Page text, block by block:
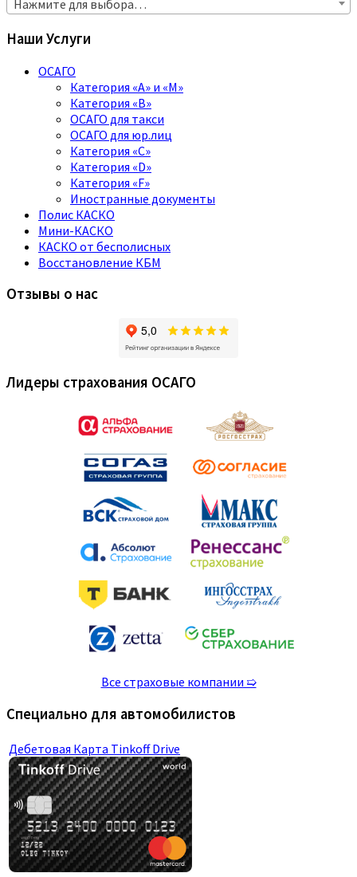
Нажмите для выбора…
Наши Услуги
ОСАГО
Категория «A» и «M»
Категория «B»
ОСАГО для такси
ОСАГО для юр.лиц
Категория «C»
Категория «D»
Категория «F»
Иностранные документы
Полис КАСКО
Мини-КАСКО
КАСКО от бесполисных
Восстановление КБМ
Отзывы о нас
Лидеры страхования ОСАГО
Все страховые компании ➯
Специально для автомобилистов
Дебетовая Карта Tinkoff Drive